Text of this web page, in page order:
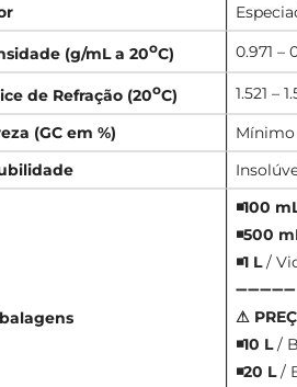
(g/mL a 20oC) 0.971 –
de Refração (20oC) 1.521 –
(GC em %)
Mínimo
◾100
◾500
◾1 L/
➖➖➖➖➖
⚠
◾10 L/
◾20 L/